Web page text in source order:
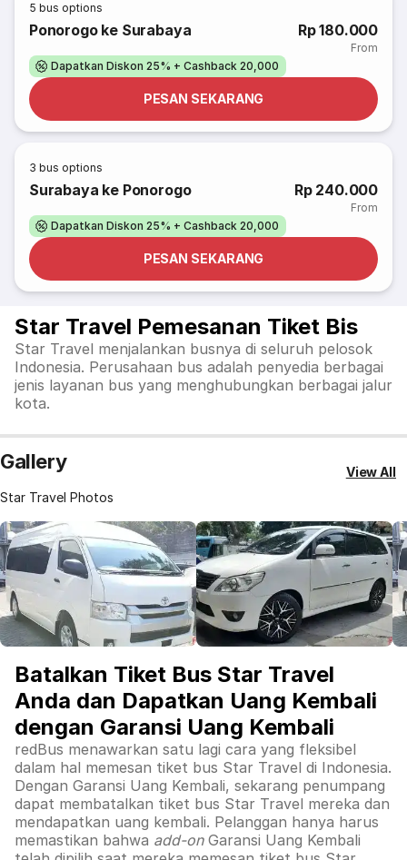
5 bus options
Ponorogo ke Surabaya Rp 180.000
From
Dapatkan Diskon 25% + Cashback 20,000
PESAN SEKARANG
3 bus options
Surabaya ke Ponorogo Rp 240.000
From
Dapatkan Diskon 25% + Cashback 20,000
PESAN SEKARANG
Star Travel Pemesanan Tiket Bis
Star Travel menjalankan busnya di seluruh pelosok
Indonesia. Perusahaan bus adalah penyedia berbagai
jenis layanan bus yang menghubungkan berbagai jalur
kota.
Gallery
Star Travel Photos
View All
Batalkan Tiket Bus Star Travel
Anda dan Dapatkan Uang Kembali
dengan Garansi Uang Kembali
redBus menawarkan satu lagi cara yang fleksibel
dalam hal memesan tiket bus Star Travel di Indonesia.
Dengan Garansi Uang Kembali, sekarang penumpang
dapat membatalkan tiket bus Star Travel mereka dan
mendapatkan uang kembali. Pelanggan hanya harus
memastikan bahwa add-onGaransi Uang Kembali